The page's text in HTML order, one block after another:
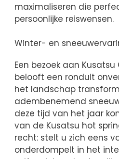
maximaliseren die
persoonlijke reiswensen.
Winter- en
Een bezoek aan
belooft een ronduit
het landschap
adembenemend
deze tijd van het jaar
van de Kusatsu hot
recht: stelt u zich eens
onderdompelt in het